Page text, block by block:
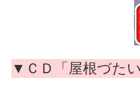
▼ＣＤ「屋根づた